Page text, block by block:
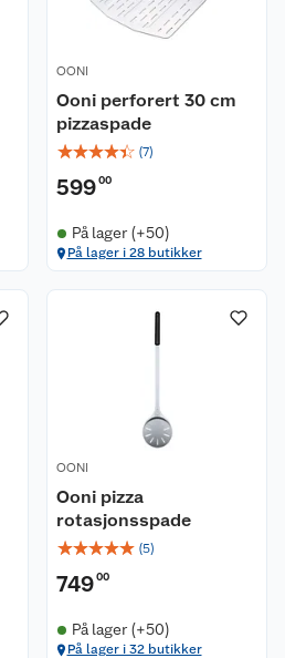
OONI
Ooni perforert 30 cm
pizzaspade
☆☆☆☆☆ (7)
59900
På lager (+50)
På lager i 28 butikker
OONI
Ooni pizza
rotasjonsspade
☆☆☆☆☆ (5)
74900
På lager (+50)
På lager i 32 butikker